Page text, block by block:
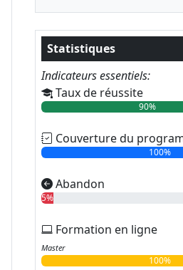
Statistiques
Indicateurs essentiels:
Taux de réussite
90%
Couverture du
100%
Abandon
5%
Formation en ligne
Master
100%